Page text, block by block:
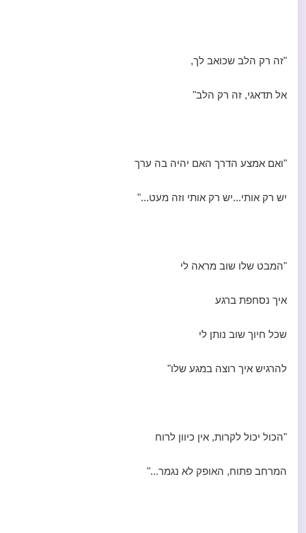
"זה רק הלב שכואב לך,
אל תדאגי, זה רק הלב"
"ואם אמצע הדרך האם יהיה בה ערך
יש רק אותי...יש רק אותי וזה מעט..."
"המבט שלו שוב מראה לי
איך נסחפת ברגע
שכל חיוך שוב נותן לי
להרגיש איך רוצה במגע שלו"
"הכול יכול לקרות, אין כיוון לרוח
המרחב פתוח, האופק לא נגמר..."